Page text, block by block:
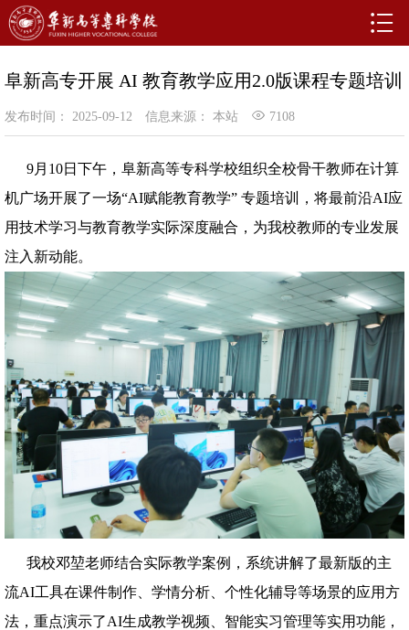
阜新高专开展 AI 教育教学应用2.0版课程专题培训
发布时间： 2025-09-12 信息来源： 本站 7108
9月10日下午，阜新高等专科学校组织全校骨干教师在计算
机广场开展了一场“AI赋能教育教学” 专题培训，将最前沿AI应
用技术学习与教育教学实际深度融合，为我校教师的专业发展
注入新动能。
我校邓堃老师结合实际教学案例，系统讲解了最新版的主
流AI工具在课件制作、学情分析、个性化辅导等场景的应用方
法，重点演示了AI生成教学视频、智能实习管理等实用功能，